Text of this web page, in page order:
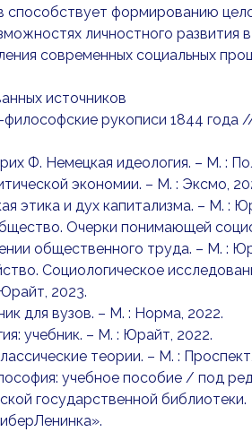
формированию
личностного
современных социальных
источников
рукописи 1844 года
Ф. Немецкая идеология. – М. :
экономии. – М. : Эксмо,
этика и дух капитализма. – М. :
Очерки понимающей
общественного труда. – М. :
Социологическое
2023.
для вузов. – М. : Норма, 2022.
учебник. – М. : Юрайт, 2022.
теории. – М. :
учебное пособие / под
государственной библиотеки.